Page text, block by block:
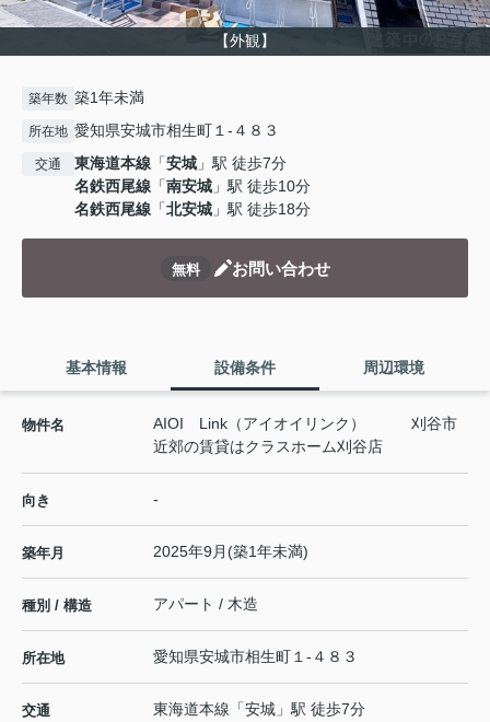
【外観】
築年数 築1年未満
所在地 愛知県安城市相生町１-４８３
交通 東海道本線 「安城 」駅 徒歩7分
名鉄西尾線 「南安城 」駅 徒歩10分
名鉄西尾線 「北安城 」駅 徒歩18分
無料 お問い合わせ
基本情報 設備条件 周辺環境
物件名
AIOI Link（アイオイリンク） 刈谷市
近郊の賃貸はクラスホーム刈谷店
向き -
築年月 2025年9月(築1年未満)
種別 / 構造 アパート / 木造
所在地 愛知県安城市相生町１-４８３
交通 東海道本線 「安城 」駅 徒歩7分